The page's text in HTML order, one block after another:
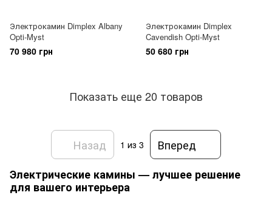
Электрокамин Dimplex Albany
Opti-Myst
70 980 грн
Электрокамин Dimplex
Cavendish Opti-Myst
50 680 грн
Показать еще 20 товаров
Назад 1 из 3
Вперед
Электрические камины — лучшее решение
для вашего интерьера